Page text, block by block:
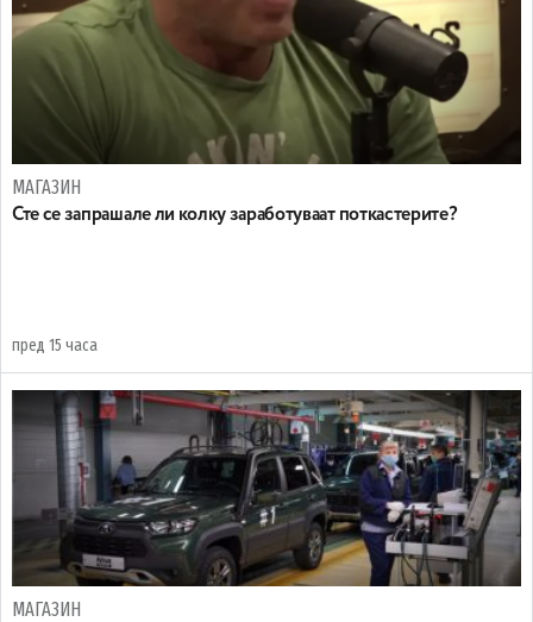
МАГАЗИН
Сте се запрашале ли колку заработуваат поткастерите?
пред 15 часа
МАГАЗИН